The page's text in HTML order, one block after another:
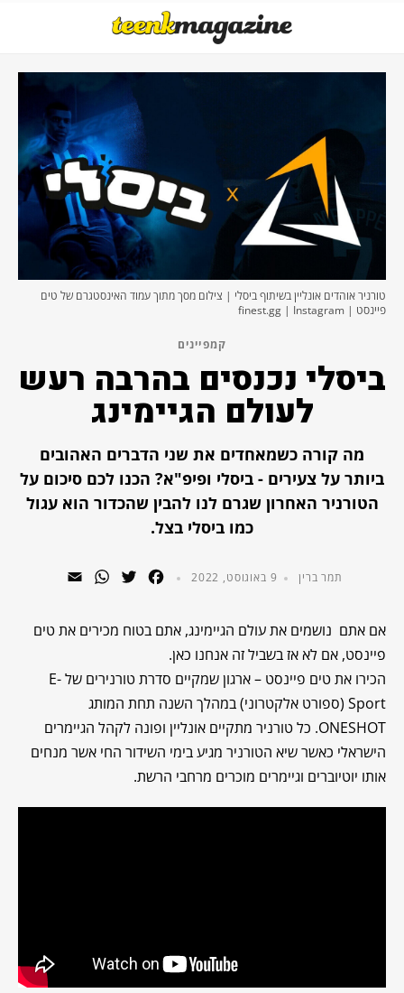
טורניר אוהדים אונליין בשיתוף ביסלי | צילום מסך מתוך עמוד האינסטגרם של טים
פיינסט | finest.gg | Instagram
קמפיינים
ביסלי נכנסים בהרבה רעש
לעולם הגיימינג
מה קורה כשמאחדים את שני הדברים האהובים
ביותר על צעירים - ביסלי ופיפ"א? הכנו לכם סיכום על
הטורניר האחרון שגרם לנו להבין שהכדור הוא עגול
כמו ביסלי בצל.
תמר ברין 9 באוגוסט, 2022 Facebook
Twitter
WhatsApp
אם אתם נושמים את עולם הגיימינג, אתם בטוח מכירים את טים
פיינסט, אם לא אז בשביל זה אנחנו כאן.
הכירו את טים פיינסט – ארגון שמקיים סדרת טורנירים של E-
Sport (ספורט אלקטרוני) במהלך השנה תחת המותג
ONESHOT. כל טורניר מתקיים אונליין ופונה לקהל הגיימרים
הישראלי כאשר שיא הטורניר מגיע בימי השידור החי אשר מנחים
אותו יוטיוברים וגיימרים מוכרים מרחבי הרשת.